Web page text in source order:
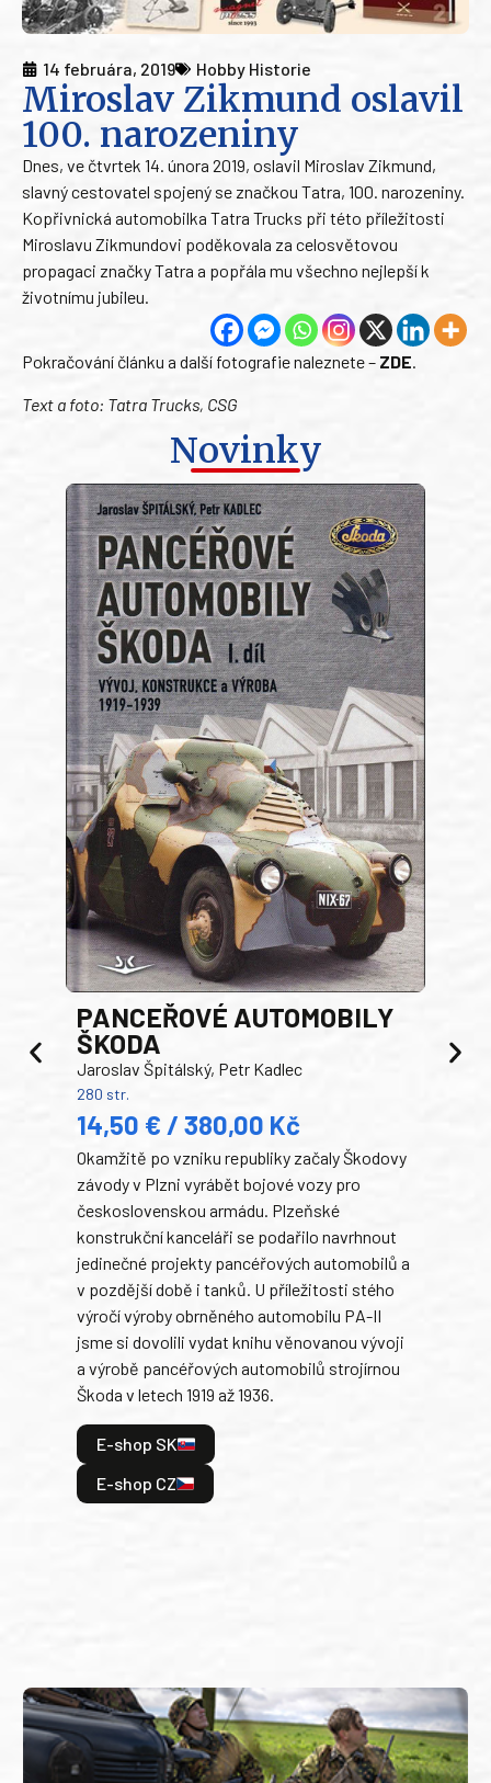
14 februára, 2019 Hobby Historie
Miroslav Zikmund oslavil
100. narozeniny
Dnes, ve čtvrtek 14. února 2019, oslavil Miroslav Zikmund,
slavný cestovatel spojený se značkou Tatra, 100. narozeniny.
Kopřivnická automobilka Tatra Trucks při této příležitosti
Miroslavu Zikmundovi poděkovala za celosvětovou
propagaci značky Tatra a popřála mu všechno nejlepší k
životnímu jubileu.
Pokračování článku a další fotografie naleznete – ZDE.
Text a foto: Tatra Trucks, CSG
Novinky
PANCEŘOVÉ AUTOMOBILY
ŠKODA
Jaroslav Špitálský, Petr Kadlec
280 str.
14,50 € / 380,00 Kč
Okamžitě po vzniku republiky začaly Škodovy
závody v Plzni vyrábět bojové vozy pro
československou armádu. Plzeňské
konstrukční kanceláři se podařilo navrhnout
jedinečné projekty pancéřových automobilů a
v pozdější době i tanků. U příležitosti stého
výročí výroby obrněného automobilu PA-II
jsme si dovolili vydat knihu věnovanou vývoji
a výrobě pancéřových automobilů strojírnou
Škoda v letech 1919 až 1936.
E-shop SK
E-shop CZ